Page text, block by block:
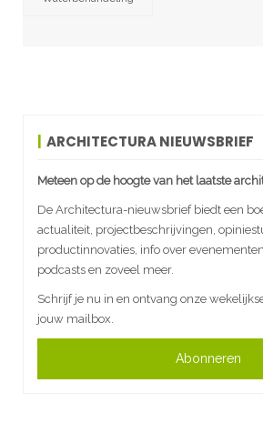
ARCHITECTURA NIEUWSBRIEF
Meteen op de hoogte van het laatste
De Architectura-nieuwsbrief biedt een
actualiteit, projectbeschrijvingen,
productinnovaties, info over
podcasts en zoveel meer.
Schrijf je nu in en ontvang onze
jouw mailbox.
Abonneren